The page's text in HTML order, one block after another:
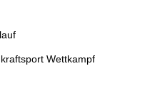
Wettkampf